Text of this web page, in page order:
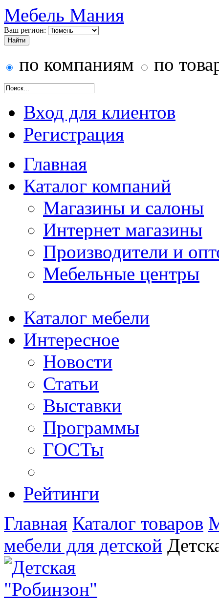
Мебель Мания
Ваш регион:
по компаниям по
Вход для клиентов
Регистрация
Главная
Каталог компаний
Магазины и салоны
Интернет магазины
Производители и
Мебельные центры
Каталог мебели
Интересное
Новости
Статьи
Выставки
Программы
ГОСТы
Рейтинги
Главная Каталог товаров
мебели для детской